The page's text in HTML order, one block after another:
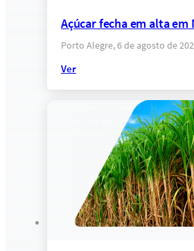
Açúcar fecha em alta
Porto Alegre, 6 de agosto de
Ver